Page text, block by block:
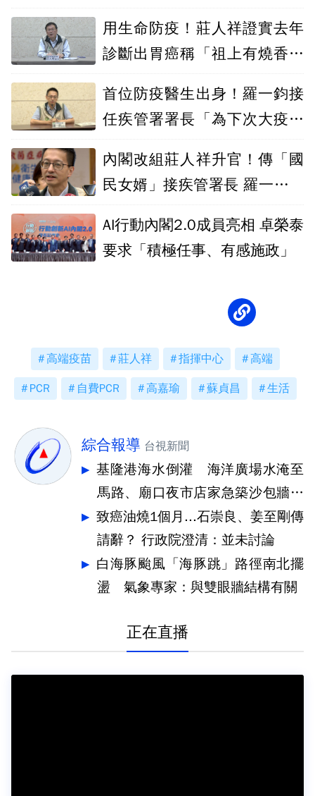
用生命防疫！莊人祥證實去年
診斷出胃癌稱「祖上有燒香」
首位防疫醫生出身！羅一鈞接
任疾管署署長「為下次大疫作
內閣改組莊人祥升官！傳「國
民女婿」接疾管署長 羅一鈞回
AI行動內閣2.0成員亮相 卓榮泰
要求「積極任事、有感施政」
高端疫苗 莊人祥 指揮中心 高端
PCR 自費PCR 高嘉瑜 蘇貞昌 生活
綜合報導 台視新聞
基隆港海水倒灌 海洋廣場水淹至
馬路、廟口夜市店家急築沙包牆擋
水
致癌油燒1個月...石崇良、姜至剛傳
請辭？ 行政院澄清：並未討論
白海豚颱風「海豚跳」路徑南北擺
盪 氣象專家：與雙眼牆結構有關
正在直播